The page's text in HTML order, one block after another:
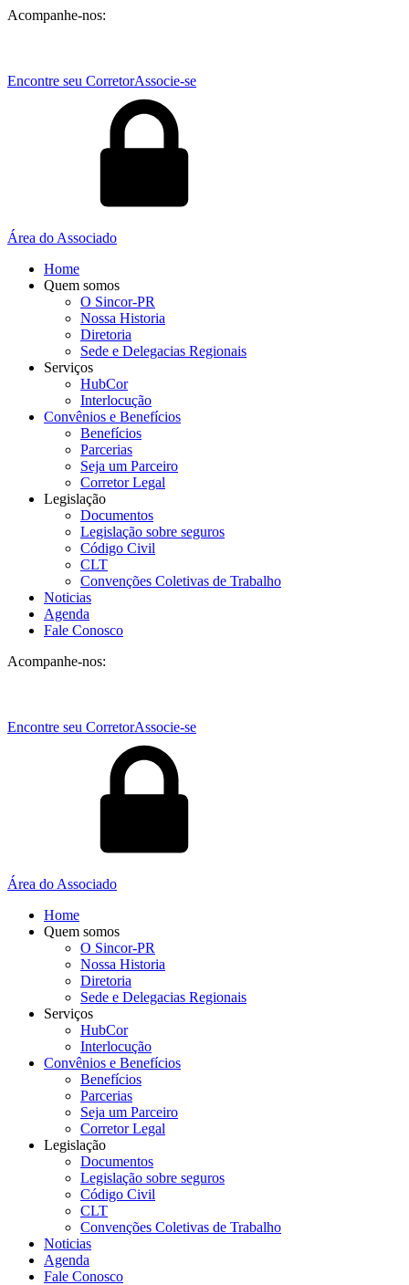
Acompanhe-nos:
Encontre seu CorretorAssocie-se
Área do Associado
Home
Quem somos
O Sincor-PR
Nossa Historia
Diretoria
Sede e Delegacias Regionais
Serviços
HubCor
Interlocução
Convênios e Benefícios
Benefícios
Parcerias
Seja um Parceiro
Corretor Legal
Legislação
Documentos
Legislação sobre seguros
Código Civil
CLT
Convenções Coletivas de Trabalho
Noticias
Agenda
Fale Conosco
Acompanhe-nos:
Encontre seu CorretorAssocie-se
Área do Associado
Home
Quem somos
O Sincor-PR
Nossa Historia
Diretoria
Sede e Delegacias Regionais
Serviços
HubCor
Interlocução
Convênios e Benefícios
Benefícios
Parcerias
Seja um Parceiro
Corretor Legal
Legislação
Documentos
Legislação sobre seguros
Código Civil
CLT
Convenções Coletivas de Trabalho
Noticias
Agenda
Fale Conosco